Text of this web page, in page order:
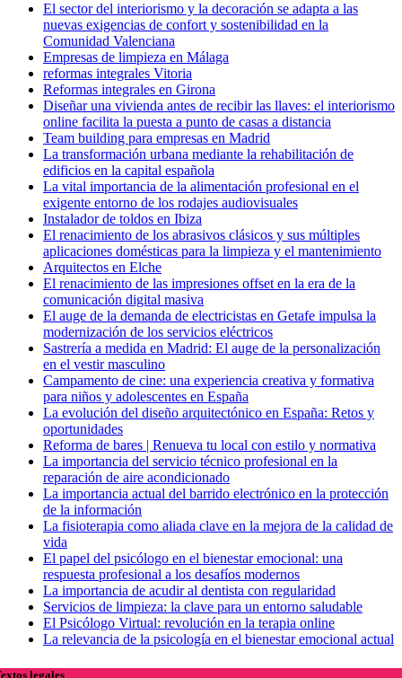
El sector del interiorismo y la decoración se adapta a las
nuevas exigencias de confort y sostenibilidad en la
Comunidad Valenciana
Empresas de limpieza en Málaga
reformas integrales Vitoria
Reformas integrales en Girona
Diseñar una vivienda antes de recibir las llaves: el interiorismo
online facilita la puesta a punto de casas a distancia
Team building para empresas en Madrid
La transformación urbana mediante la rehabilitación de
edificios en la capital española
La vital importancia de la alimentación profesional en el
exigente entorno de los rodajes audiovisuales
Instalador de toldos en Ibiza
El renacimiento de los abrasivos clásicos y sus múltiples
aplicaciones domésticas para la limpieza y el mantenimiento
Arquitectos en Elche
El renacimiento de las impresiones offset en la era de la
comunicación digital masiva
El auge de la demanda de electricistas en Getafe impulsa la
modernización de los servicios eléctricos
Sastrería a medida en Madrid: El auge de la personalización
en el vestir masculino
Campamento de cine: una experiencia creativa y formativa
para niños y adolescentes en España
La evolución del diseño arquitectónico en España: Retos y
oportunidades
Reforma de bares | Renueva tu local con estilo y normativa
La importancia del servicio técnico profesional en la
reparación de aire acondicionado
La importancia actual del barrido electrónico en la protección
de la información
La fisioterapia como aliada clave en la mejora de la calidad de
vida
El papel del psicólogo en el bienestar emocional: una
respuesta profesional a los desafíos modernos
La importancia de acudir al dentista con regularidad
Servicios de limpieza: la clave para un entorno saludable
El Psicólogo Virtual: revolución en la terapia online
La relevancia de la psicología en el bienestar emocional actual
legales